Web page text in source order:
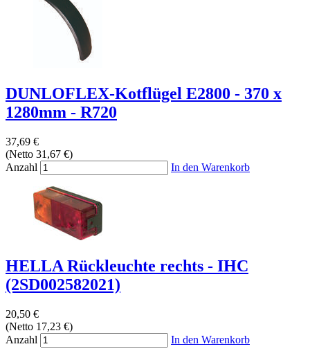
DUNLOFLEX-Kotflügel E2800 - 370 x
1280mm - R720
37,69 €
(Netto 31,67 €)
Anzahl
In den Warenkorb
HELLA Rückleuchte rechts - IHC
(2SD002582021)
20,50 €
(Netto 17,23 €)
Anzahl
In den Warenkorb